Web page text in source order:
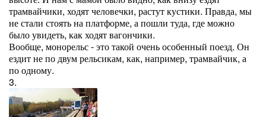
трамвайчики, ходят человечки, растут кустики. Правда, мы
не стали стоять на платформе, а пошли туда, где можно
было увидеть, как ходят вагончики.
Вообще, монорельс - это такой очень особенный поезд. Он
ездит не по двум рельсикам, как, например, трамвайчик, а
по одному.
3.